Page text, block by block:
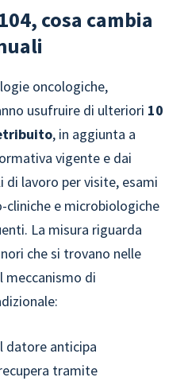
cosa cambia
oncologiche,
usufruire di ulteriori 10
, in aggiunta a
vigente e dai
lavoro per visite, esami
e microbiologiche
La misura riguarda
che si trovano nelle
meccanismo di
datore anticipa
tramite